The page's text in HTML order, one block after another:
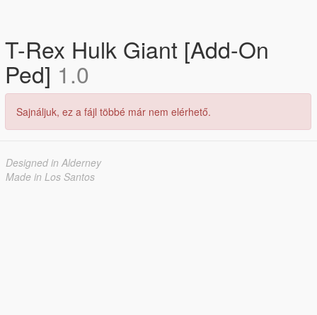
T-Rex Hulk Giant [Add-On
Ped] 1.0
Sajnáljuk, ez a fájl többé már nem elérhető.
Designed in Alderney
Made in Los Santos